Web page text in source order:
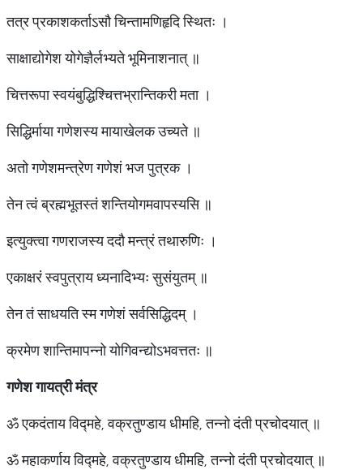
तत्र प्रकाशकर्ताऽसौ चिन्तामणिहृदि स्थितः ।
साक्षाद्योगेश योगेज्ञैर्लभ्यते भूमिनाशनात् ॥
चित्तरूपा स्वयंबुद्धिश्चित्तभ्रान्तिकरी मता ।
सिद्धिर्माया गणेशस्य मायाखेलक उच्यते ॥
अतो गणेशमन्त्रेण गणेशं भज पुत्रक ।
तेन त्वं ब्रह्मभूतस्तं शन्तियोगमवापस्यसि ॥
इत्युक्त्वा गणराजस्य ददौ मन्त्रं तथारुणिः ।
एकाक्षरं स्वपुत्राय ध्यनादिभ्यः सुसंयुतम् ॥
तेन तं साधयति स्म गणेशं सर्वसिद्धिदम् ।
क्रमेण शान्तिमापन्नो योगिवन्द्योऽभवत्ततः ॥
गणेशगायत्रीमंत्र
ॐ एकदंताय विद्महे, वक्रतुण्डाय धीमहि, तन्नो दंती प्रचोदयात् ॥
ॐ महाकर्णाय विद्महे, वक्रतुण्डाय धीमहि, तन्नो दंती प्रचोदयात् ॥